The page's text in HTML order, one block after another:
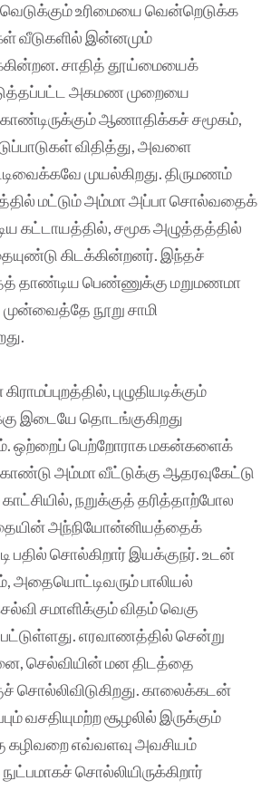
உரிமையை வென்றெடுக்க
வீடுகளில் இன்னமும்
சாதித் தூய்மையைக்
அகமண முறையை
ஆணாதிக்கச் சமூகம்,
விதித்து, அவளை
முயல்கிறது. திருமணம்
மட்டும் அம்மா அப்பா சொல்வதைக்
கட்டாயத்தில், சமூக அழுத்தத்தில்
கிடக்கின்றனர். இந்தச்
தாண்டிய பெண்ணுக்கு மறுமணமா
நூறு சாமி
புழுதியடிக்கும்
இடையே தொடங்குகிறது
ஒற்றைப் பெற்றோராக மகன்களைக்
அம்மா வீட்டுக்கு ஆதரவுகேட்டு
நறுக்குத் தரித்தாற்போல
அந்நியோன்னியத்தைக்
பதில் சொல்கிறார் இயக்குநர். உடன்
அதையொட்டிவரும் பாலியல்
சமாளிக்கும் விதம் வெகு
எரவாணத்தில் சென்று
செல்வியின் மன திடத்தை
சொல்லிவிடுகிறது. காலைக்கடன்
வசதியுமற்ற சூழலில் இருக்கும்
எவ்வளவு அவசியம்
சொல்லியிருக்கிறார்